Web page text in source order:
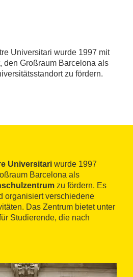
Universitari wurde 1997 mit
den Großraum Barcelona als
zu fördern.
Universitari wurde 1997
Barcelona als
zu fördern. Es
organisiert verschiedene
Das Zentrum bietet unter
Studierende, die nach